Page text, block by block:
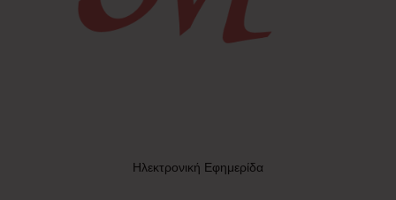
Ηλεκτρονική Εφημερίδα